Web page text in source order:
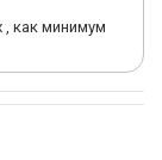
, как минимум